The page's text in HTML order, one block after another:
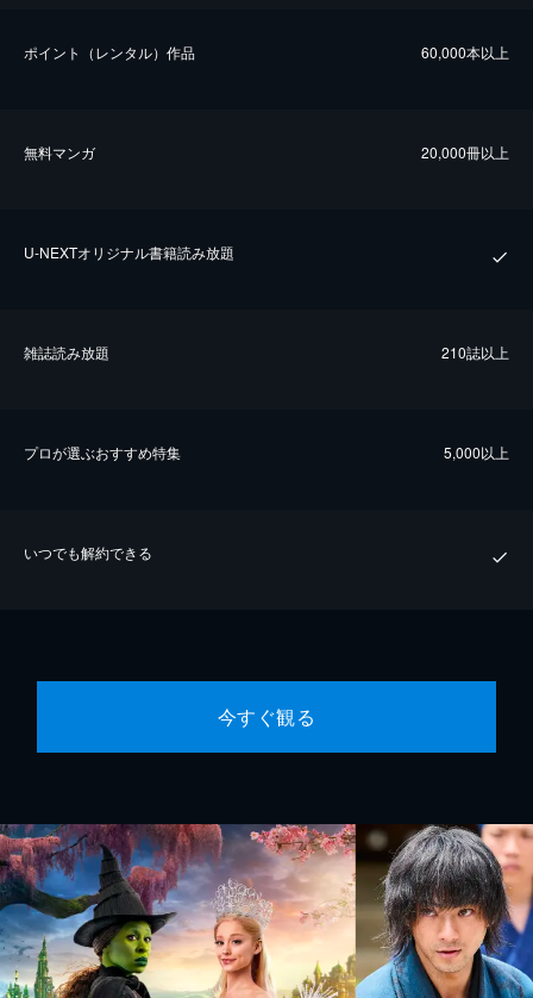
ポイント（レンタル）作品 60,000本以上
無料マンガ 20,000冊以上
U-NEXTオリジナル書籍読み放題
雑誌読み放題 210誌以上
プロが選ぶおすすめ特集 5,000以上
いつでも解約できる
今すぐ観る